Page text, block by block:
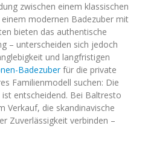
zwischen einem klassischen
modernen Badezuber mit
bieten das authentische
– unterscheiden sich jedoch
und langfristigen
Badezuberfür die private
Familienmodell suchen: Die
entscheidend. Bei Baltresto
Verkauf, die skandinavische
Zuverlässigkeit verbinden –